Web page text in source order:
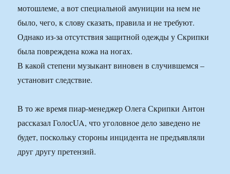
мотошлеме, а вот специальной амуниции на нем не
было, чего, к слову сказать, правила и не требуют.
Однако из-за отсутствия защитной одежды у Скрипки
была повреждена кожа на ногах.
В какой степени музыкант виновен в случившемся –
установит следствие.
В то же время пиар-менеджер Олега Скрипки Антон
рассказал ГолосUA, что уголовное дело заведено не
будет, поскольку стороны инцидента не предъявляли
друг другу претензий.